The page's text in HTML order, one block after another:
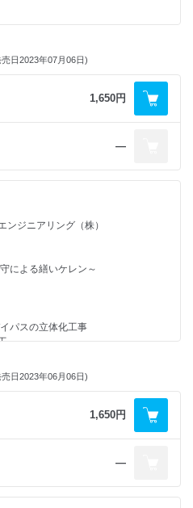
ク工業（株）
風速冷却，暑さ指数，不快指数 ～
ート工学会賞」決まる
ンテナンスのための構造工学入門
」
設協会の「著作賞」を受賞
メートル法への統一は？ ～
工法 （株）
会の実現を目指して
変遷
らの復旧とその後の展開
その対策
復旧
軽減するための構造的な配慮 ─
ょうの復旧
日2023年07月06日)
1,650円
―
ジニアリング（株）
による繕いケレン～
パスの立体化工事
─
した耐震補強工事
剛/太刀掛 正俊/横山 誠市
事 ─ 中央自動車道 池ヶ谷川橋 ─
日2023年06月06日)
1,650円
―